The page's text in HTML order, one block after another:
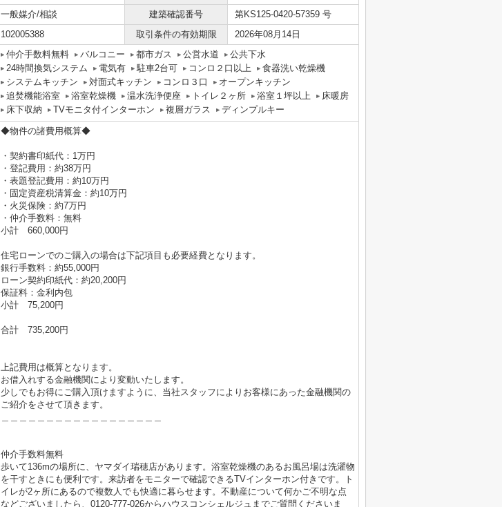
一般媒介/相談 建築確認番号
第KS125-0420-57359 号
102005388 取引条件の有効期限 2026年08月14日
仲介手数料無料 バルコニー 都市ガス 公営水道
公共下水
24時間換気システム
電気有 駐車2台可 コンロ２口以上
食器洗い乾燥機
システムキッチン
対面式キッチン コンロ３口
オープンキッチン
追焚機能浴室
浴室乾燥機 温水洗浄便座 トイレ２ヶ所 浴室１坪以上
床暖房
床下収納
TVモニタ付インターホン 複層ガラス ディンプルキー
◆物件の諸費用概算◆
・契約書印紙代：1万円
・登記費用：約38万円
・表題登記費用：約10万円
・固定資産税清算金：約10万円
・火災保険：約7万円
・仲介手数料：無料
小計 660,000円
住宅ローンでのご購入の場合は下記項目も必要経費となります。
銀行手数料：約55,000円
ローン契約印紙代：約20,200円
保証料：金利内包
小計 75,200円
合計 735,200円
上記費用は概算となります。
お借入れする金融機関により変動いたします。
少しでもお得にご購入頂けますように、当社スタッフによりお客様にあった金融機関の
ご紹介をさせて頂きます。
仲介手数料無料
歩いて136mの場所に、ヤマダイ瑞穂店があります。浴室乾燥機のあるお風呂場は洗濯物
を干すときにも便利です。来訪者をモニターで確認できるTVインターホン付きです。ト
イレが2ヶ所にあるので複数人でも快適に暮らせます。不動産について何かご不明な点
などございましたら、0120-777-026からハウスコンシェルジュまでご質問くださいま